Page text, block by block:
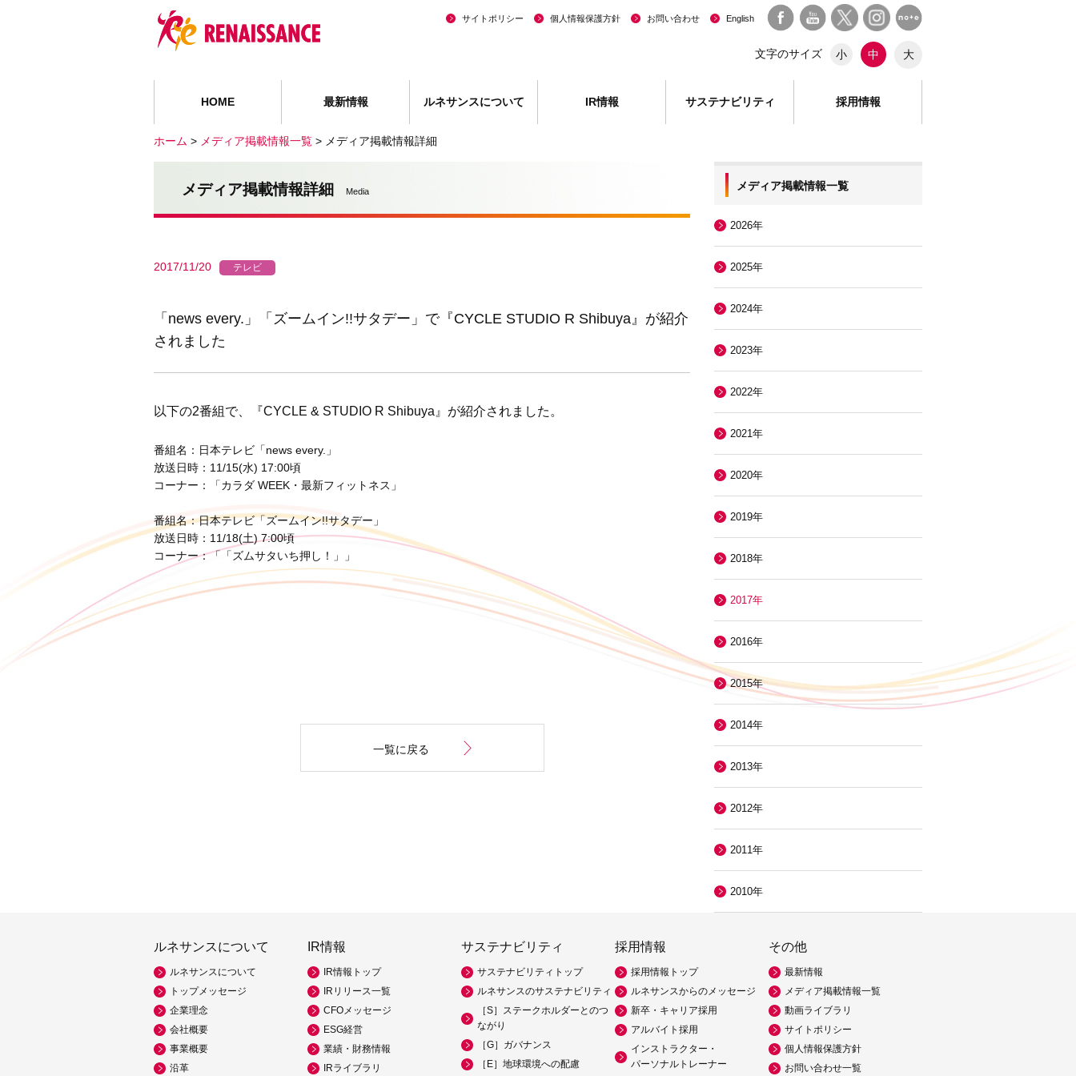
HOME 最新情報 ルネサンスについて IR情報 サステナビリティ 採用情報
サイトポリシー 個人情報保護方針 お問い合わせ English
文字のサイズ 小 中 大
ホーム > メディア掲載情報一覧 > メディア掲載情報詳細
メディア掲載情報詳細 Media
2017/11/20 テレビ
「news every.」「ズームイン!!サタデー」で『CYCLE STUDIO R Shibuya』が紹介
されました
以下の2番組で、『CYCLE & STUDIO R Shibuya』が紹介されました。
番組名：日本テレビ「news every.」
放送日時：11/15(水) 17:00頃
コーナー：「カラダ WEEK・最新フィットネス」
番組名：日本テレビ「ズームイン!!サタデー」
放送日時：11/18(土) 7:00頃
コーナー：「「ズムサタいち押し！」」
一覧に戻る
メディア掲載情報一覧
2026年
2025年
2024年
2023年
2022年
2021年
2020年
2019年
2018年
2017年
2016年
2015年
2014年
2013年
2012年
2011年
2010年
ルネサンスについて
ルネサンスについて
トップメッセージ
企業理念
会社概要
事業概要
沿革
IR情報
IR情報トップ
IRリリース一覧
CFOメッセージ
ESG経営
業績・財務情報
IRライブラリ
サステナビリティ
サステナビリティトップ
ルネサンスのサステナビリティ
［S］ステークホルダーとのつ
ながり
［G］ガバナンス
［E］地球環境への配慮
採用情報
採用情報トップ
ルネサンスからのメッセージ
新卒・キャリア採用
アルバイト採用
インストラクター・
パーソナルトレーナー
その他
最新情報
メディア掲載情報一覧
動画ライブラリ
サイトポリシー
個人情報保護方針
お問い合わせ一覧